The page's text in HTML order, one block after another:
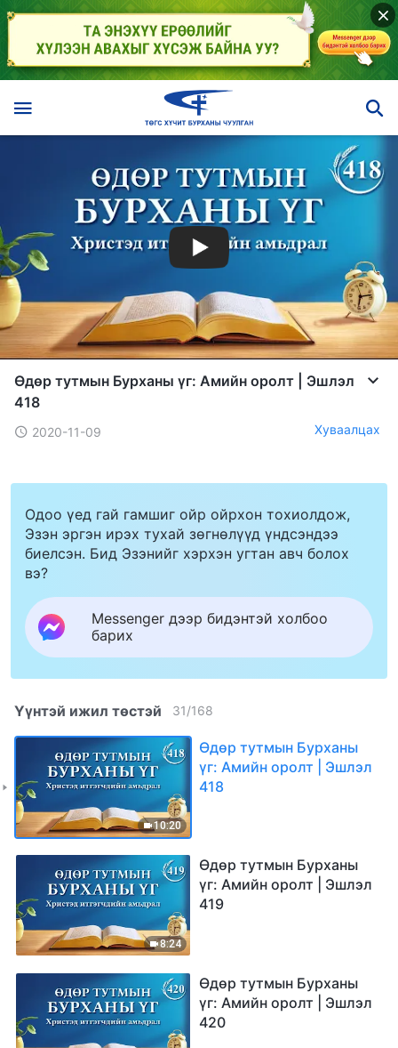
Өдөр тутмын Бурханы үг: Амийн оролт | Эшлэл
418
2020-11-09 Хуваалцах
Одоо үед гай гамшиг ойр ойрхон тохиолдож,
Эзэн эргэн ирэх тухай зөгнөлүүд үндсэндээ
биелсэн. Бид Эзэнийг хэрхэн угтан авч болох
вэ?
Messenger дээр бидэнтэй холбоо
барих
Үүнтэй ижил төстэй 31/168
10:20
Өдөр тутмын Бурханы
үг: Амийн оролт | Эшлэл
418
8:24
Өдөр тутмын Бурханы
үг: Амийн оролт | Эшлэл
419
Өдөр тутмын Бурханы
үг: Амийн оролт | Эшлэл
420